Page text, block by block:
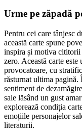
Urme pe zăpadă
Pentru cei care tânjesc
această carte spune
inspira și motiva cititorii
zero. Această carte
provocatoare, cu
răsturnat ultima pagină.
sentiment de
sale lăsând un gust
explorează condiția
emoțiile personajelor
literaturii.